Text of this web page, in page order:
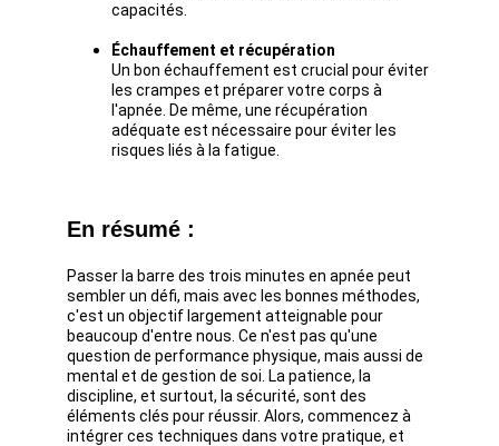
capacités.
Échauffement et récupération
Un bon échauffement est crucial pour éviter
les crampes et préparer votre corps à
l'apnée. De même, une récupération
adéquate est nécessaire pour éviter les
risques liés à la fatigue.
En résumé :
Passer la barre des trois minutes en apnée peut
sembler un défi, mais avec les bonnes méthodes,
c'est un objectif largement atteignable pour
beaucoup d'entre nous. Ce n'est pas qu'une
question de performance physique, mais aussi de
mental et de gestion de soi. La patience, la
discipline, et surtout, la sécurité, sont des
éléments clés pour réussir. Alors, commencez à
intégrer ces techniques dans votre pratique, et